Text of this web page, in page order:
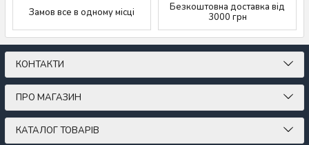
Замов все в одному місці
Безкоштовна доставка від
3000 грн
КОНТАКТИ
ПРО МАГАЗИН
КАТАЛОГ ТОВАРІВ